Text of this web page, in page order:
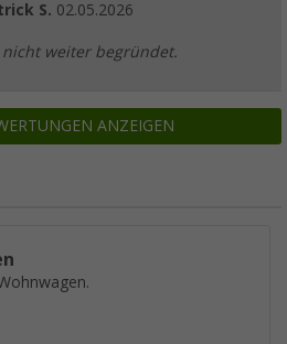
S. 02.05.2026
weiter begründet.
ANZEIGEN